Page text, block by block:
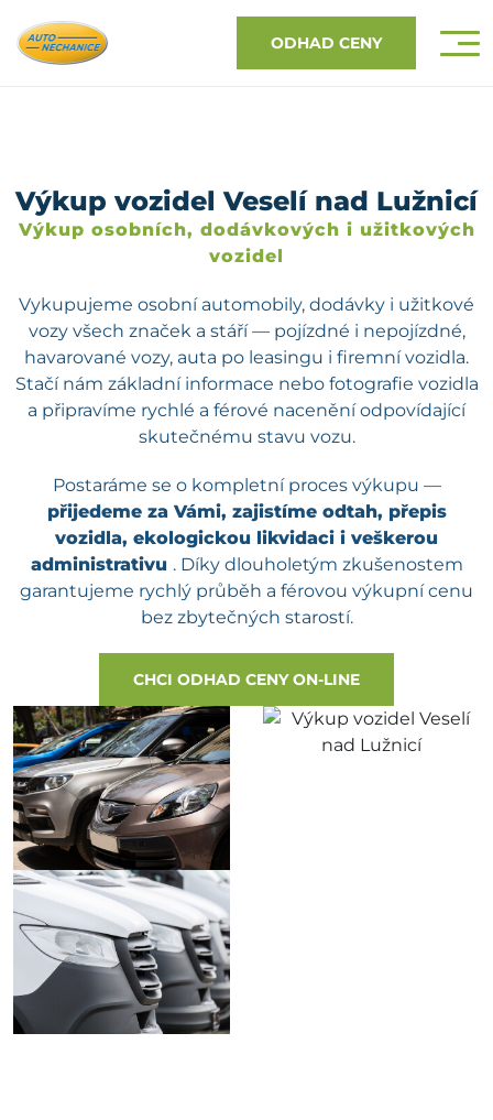
ODHAD CENY
Výkup vozidel Veselí nad Lužnicí
Výkup osobních, dodávkových i užitkových
vozidel
Vykupujeme osobní automobily, dodávky i užitkové
vozy všech značek a stáří — pojízdné i nepojízdné,
havarované vozy, auta po leasingu i firemní vozidla.
Stačí nám základní informace nebo fotografie vozidla
a připravíme rychlé a férové nacenění odpovídající
skutečnému stavu vozu.
Postaráme se o kompletní proces výkupu —
přijedeme za Vámi, zajistíme odtah, přepis
vozidla, ekologickou likvidaci i veškerou
administrativu . Díky dlouholetým zkušenostem
garantujeme rychlý průběh a férovou výkupní cenu
bez zbytečných starostí.
CHCI ODHAD CENY ON-LINE